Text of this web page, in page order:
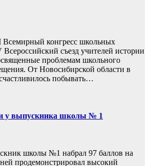
Всемирный конгресс школьных
съезд учителей истории
проблемам школьного
От Новосибирской области в
побывать…
у выпускника школы № 1
школы №1 набрал 97 баллов на
продемонстрировал высокий